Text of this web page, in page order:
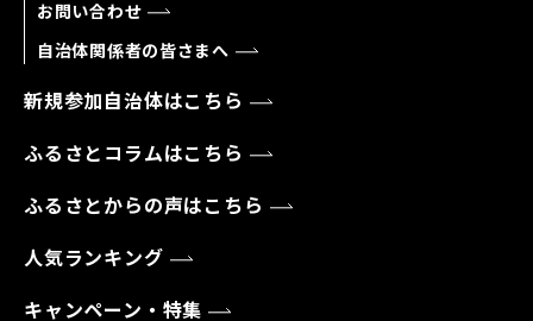
お問い合わせ
自治体関係者の皆さまへ
新規参加自治体はこちら
ふるさとコラムはこちら
ふるさとからの声はこちら
人気ランキング
キャンペーン・特集